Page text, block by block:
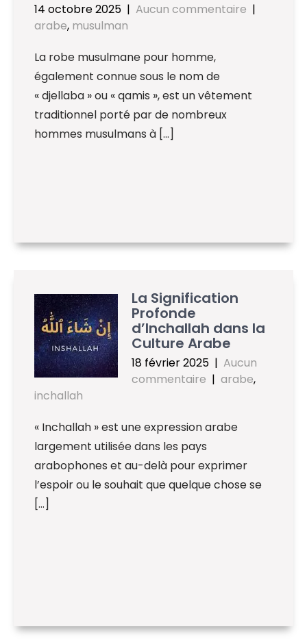
14 octobre 2025 | Aucun commentaire |
arabe, musulman
La robe musulmane pour homme,
également connue sous le nom de
« djellaba » ou « qamis », est un vêtement
traditionnel porté par de nombreux
hommes musulmans à […]
La Signification
Profonde
d’Inchallah dans la
Culture Arabe
18 février 2025 | Aucun
commentaire | arabe,
inchallah
« Inchallah » est une expression arabe
largement utilisée dans les pays
arabophones et au-delà pour exprimer
l’espoir ou le souhait que quelque chose se
[…]